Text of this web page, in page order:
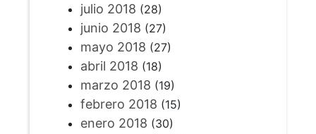
julio 2018 (28)
junio 2018 (27)
mayo 2018 (27)
abril 2018 (18)
marzo 2018 (19)
febrero 2018 (15)
enero 2018 (30)